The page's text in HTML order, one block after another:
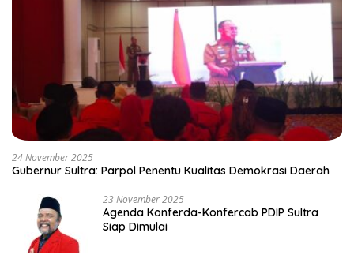
24 November 2025
Gubernur Sultra: Parpol Penentu Kualitas Demokrasi Daerah
23 November 2025
Agenda Konferda-Konfercab PDIP Sultra
Siap Dimulai